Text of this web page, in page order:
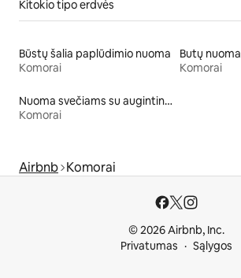
Kitokio tipo erdvės
Būstų šalia paplūdimio nuoma
Komorai
Butų nuoma
Komorai
Nuoma svečiams su augintiniais
Komorai
Airbnb Komorai
© 2026 Airbnb, Inc.
Privatumas
Sąlygos